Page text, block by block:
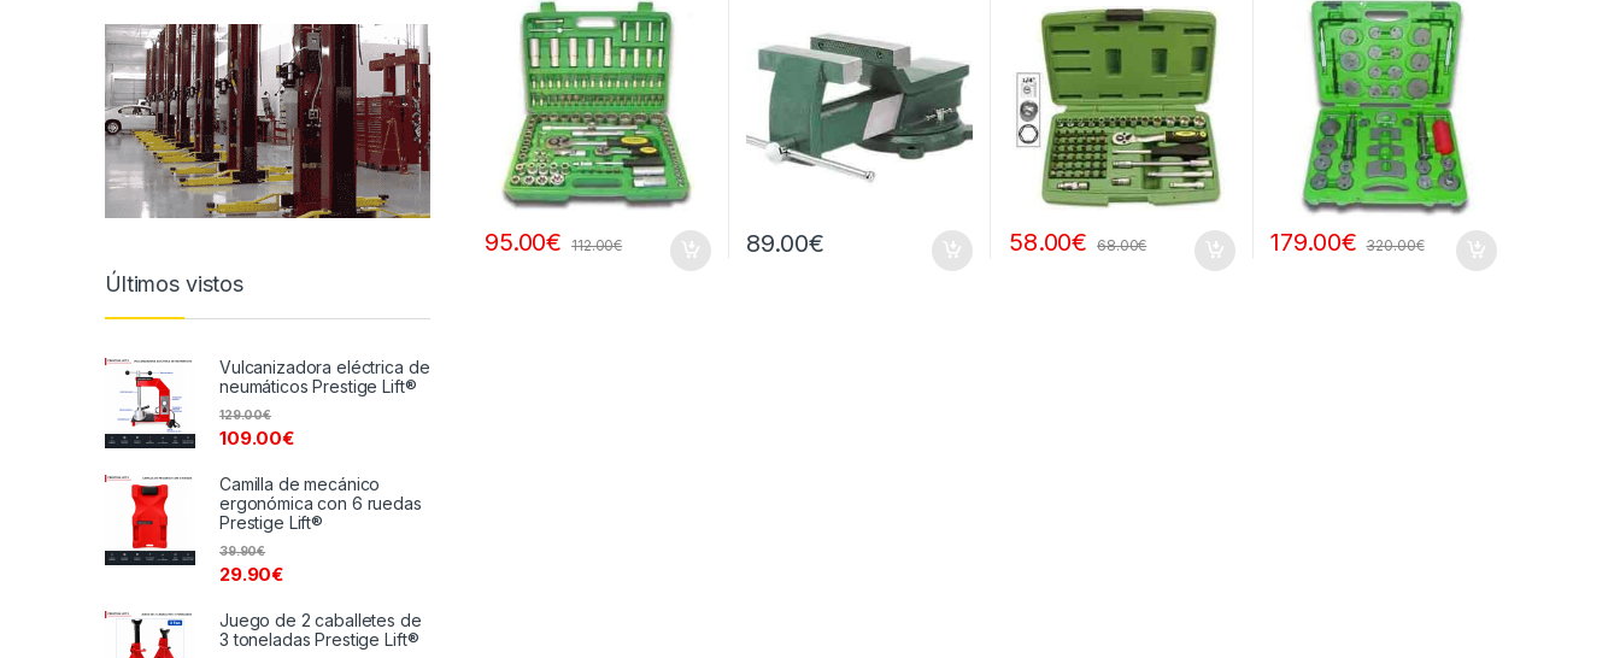
95.00€ 112.00€ 89.00€ 58.00€ 68.00€ 179.00€ 320.00€
Últimos vistos
Vulcanizadora eléctrica de
neumáticos Prestige Lift®
109.00€
129.00€
Camilla de mecánico
ergonómica con 6 ruedas
Prestige Lift®
29.90€
39.90€
Juego de 2 caballetes de
3 toneladas Prestige Lift®